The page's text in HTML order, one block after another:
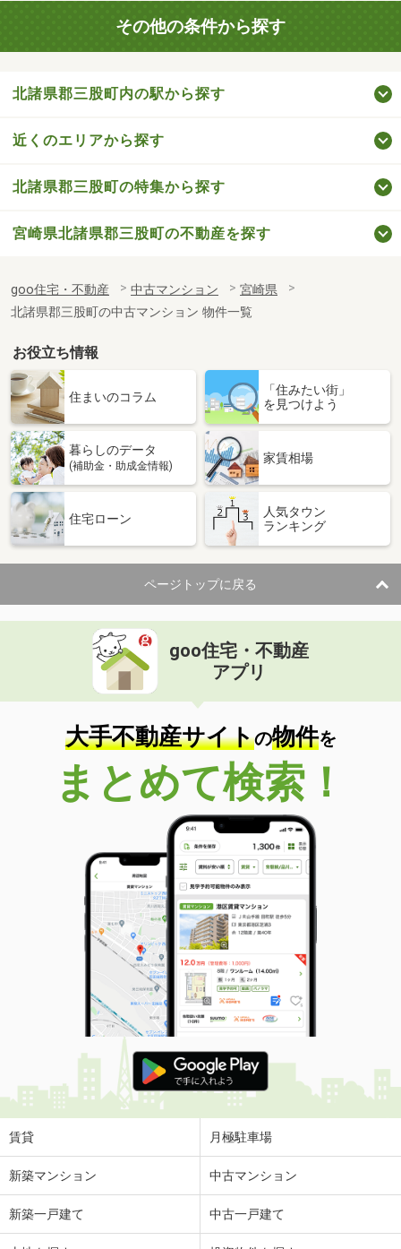
その他の条件から探す
北諸県郡三股町内の駅から探す
近くのエリアから探す
北諸県郡三股町の特集から探す
宮崎県北諸県郡三股町の不動産を探す
goo住宅・不動産 中古マンション
宮崎県
北諸県郡三股町の中古マンション 物件一覧
お役立ち情報
住まいのコラム
「住みたい街」
を見つけよう
暮らしのデータ
(補助金・助成金情報)
家賃相場
住宅ローン
人気タウン
ランキング
ページトップに戻る
goo住宅・不動産
アプリ
大手不動産サイトの物件を
まとめて検索！
賃貸 月極駐車場
新築マンション 中古マンション
新築一戸建て 中古一戸建て